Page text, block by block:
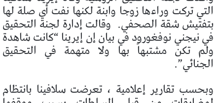
التي تركت وراءها زوجا وابنة لكنها نفت أي صلة لها
بتفتيش شقة الصحفي. وقالت إدارة لجنة التحقيق
في نيجني نوفغورود في بيان إن إيرينا “كانت شاهدة
ولم تكن مشتبهاً بها ولا متهمة في التحقيق
الجنائي”.
وبحسب تقارير إعلامية ، تعرضت سلافينا بانتظام